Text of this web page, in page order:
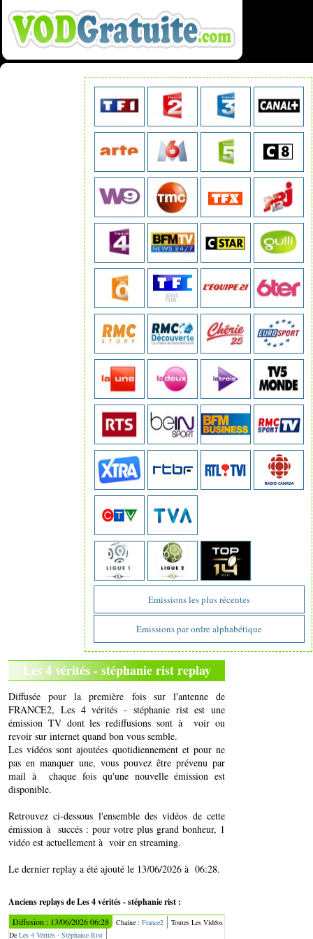
Emissions les plus récentes
Emissions par ordre alphabétique
Les 4 vérités - stéphanie rist replay
Diffusée pour la première fois sur l'antenne de
FRANCE2, Les 4 vérités - stéphanie rist est une
émission TV dont les rediffusions sont à voir ou
revoir sur internet quand bon vous semble.
Les vidéos sont ajoutées quotidiennement et pour ne
pas en manquer une, vous pouvez être prévenu par
mail à chaque fois qu'une nouvelle émission est
disponible.
Retrouvez ci-dessous l'ensemble des vidéos de cette
émission à succés : pour votre plus grand bonheur, 1
vidéo est actuellement à voir en streaming.
Le dernier replay a été ajouté le 13/06/2026 à 06:28.
Anciens replays de Les 4 vérités - stéphanie rist :
Diffusion : 13/06/2026 06:28 Chaine : France2
Toutes Les Vidéos
De Les 4 Vérités - Stéphanie Rist